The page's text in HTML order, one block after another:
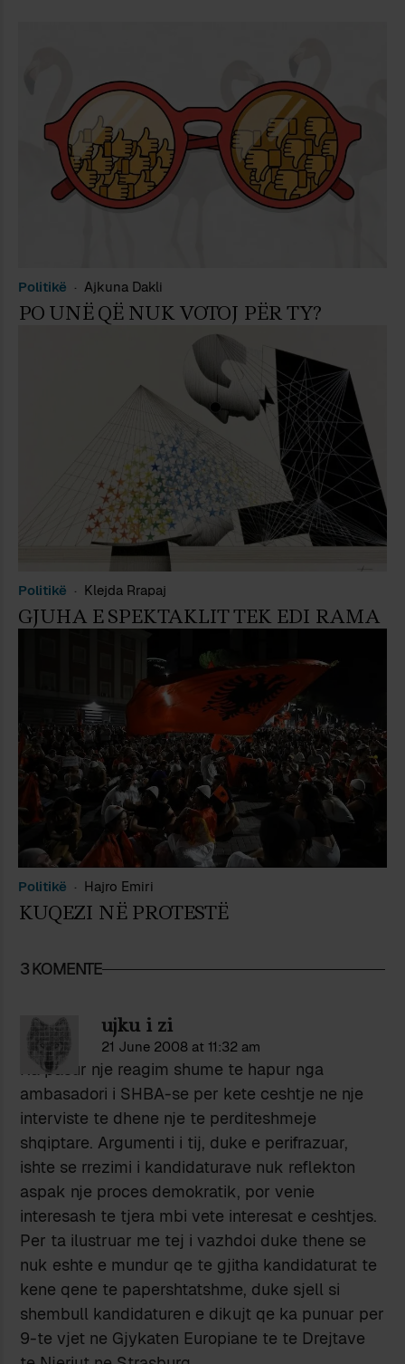
Politikë Ajkuna Dakli
PO UNË QË NUK VOTOJ PËR TY?
Politikë Klejda Rrapaj
GJUHA E SPEKTAKLIT TEK EDI RAMA
Politikë Hajro Emiri
KUQEZI NË PROTESTË
3 KOMENTE
ujku i zi
21 June 2008 at 11:32 am
Ka pasur nje reagim shume te hapur nga
ambasadori i SHBA-se per kete ceshtje ne nje
interviste te dhene nje te perditeshmeje
shqiptare. Argumenti i tij, duke e perifrazuar,
ishte se rrezimi i kandidaturave nuk reflekton
aspak nje proces demokratik, por venie
interesash te tjera mbi vete interesat e ceshtjes.
Per ta ilustruar me tej i vazhdoi duke thene se
nuk eshte e mundur qe te gjitha kandidaturat te
kene qene te papershtatshme, duke sjell si
shembull kandidaturen e dikujt qe ka punuar per
9-te vjet ne Gjykaten Europiane te te Drejtave